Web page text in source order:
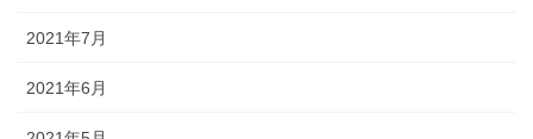
2021年7月
2021年6月